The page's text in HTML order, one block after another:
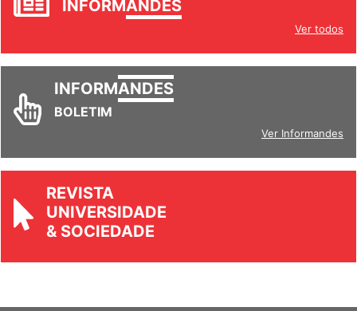
INFORMANDES
Ver todos
INFORMANDES
BOLETIM
Ver Informandes
REVISTA
UNIVERSIDADE
& SOCIEDADE